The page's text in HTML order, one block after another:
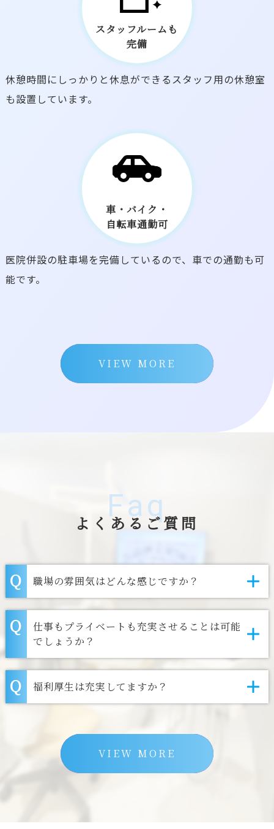
スタッフルームも
完備
休憩時間にしっかりと休息ができるスタッフ用の休憩室
も設置しています。
車・バイク・
自転車通勤可
医院併設の駐車場を完備しているので、車での通勤も可
能です。
VIEW MORE
Faq
よくあるご質問
職場の雰囲気はどんな感じですか？
仕事もプライベートも充実させることは可能
でしょうか？
福利厚生は充実してますか？
VIEW MORE